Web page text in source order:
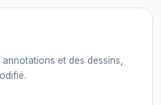
et des dessins,